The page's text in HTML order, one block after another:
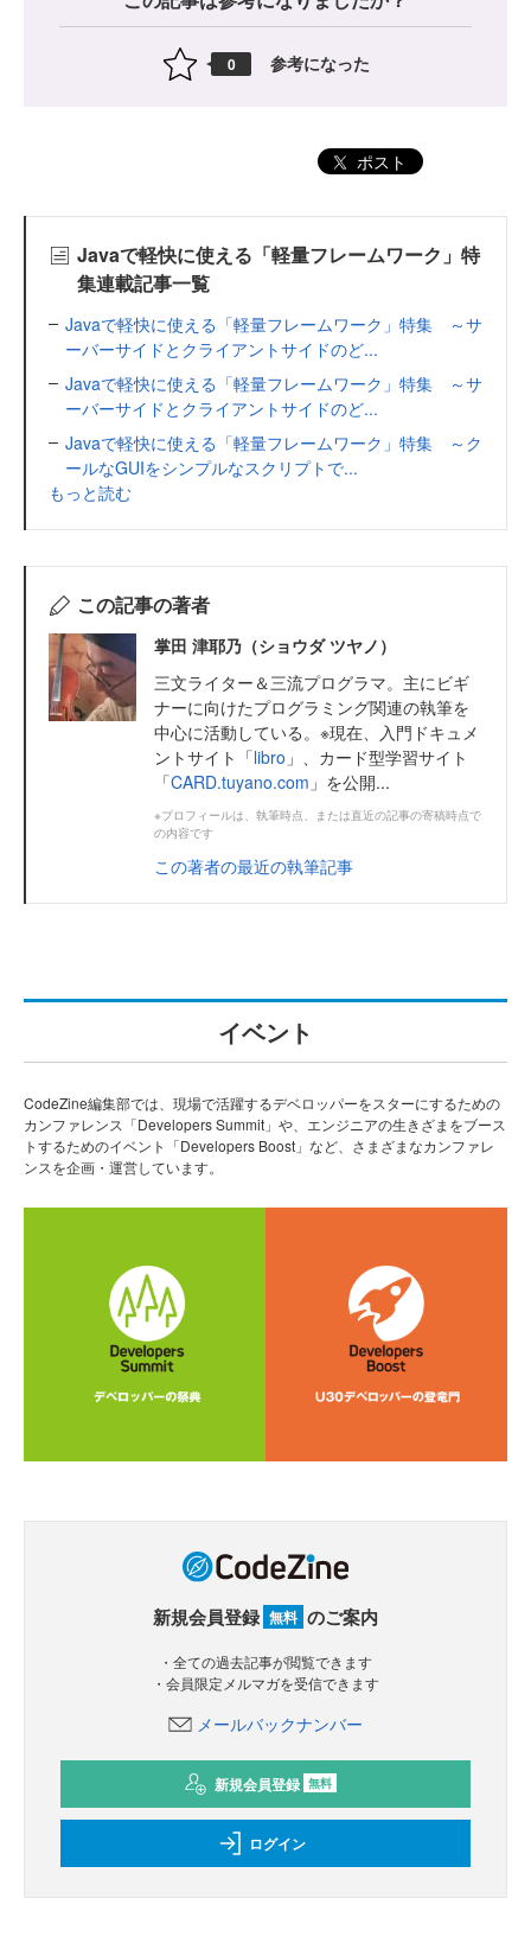
0 参考になった
ポスト
Javaで軽快に使える「軽量フレームワーク」特
集連載記事一覧
Javaで軽快に使える「軽量フレームワーク」特集 ～サ
ーバーサイドとクライアントサイドのど...
Javaで軽快に使える「軽量フレームワーク」特集 ～サ
ーバーサイドとクライアントサイドのど...
Javaで軽快に使える「軽量フレームワーク」特集 ～ク
ールなGUIをシンプルなスクリプトで...
もっと読む
この記事の著者
掌田 津耶乃（ショウダ ツヤノ）
三文ライター＆三流プログラマ。主にビギ
ナーに向けたプログラミング関連の執筆を
中心に活動している。※現在、入門ドキュメ
ントサイト「libro 」、カード型学習サイト
「CARD.tuyano.com 」を公開...
※プロフィールは、執筆時点、または直近の記事の寄稿時点で
の内容です
この著者の最近の執筆記事
イベント
CodeZine編集部では、現場で活躍するデベロッパーをスターにするための
カンファレンス「Developers Summit」や、エンジニアの生きざまをブース
トするためのイベント「Developers Boost」など、さまざまなカンファレ
ンスを企画・運営しています。
新規会員登録 無料 のご案内
・全ての過去記事が閲覧できます
・会員限定メルマガを受信できます
メールバックナンバー
新規会員登録 無料
ログイン